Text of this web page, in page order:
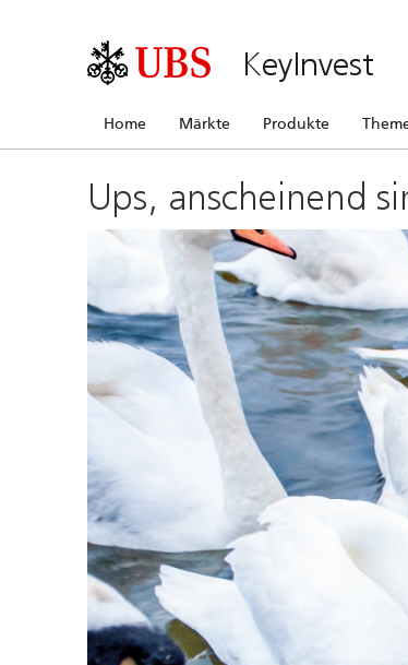
KeyInvest
Home Märkte Produkte
Ups, anscheinend